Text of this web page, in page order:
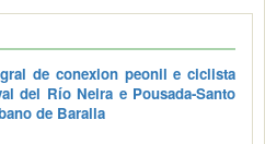
de conexion peonil e ciclista
del Río Neira e Pousada-Santo
de Baralla